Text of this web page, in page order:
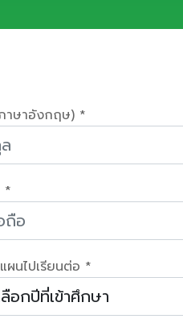
าษาอังกฤษ) *
*
นไปเรียนต่อ *